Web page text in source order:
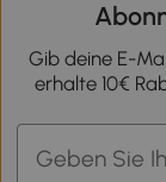
Gib deine E-
erhalte 10€